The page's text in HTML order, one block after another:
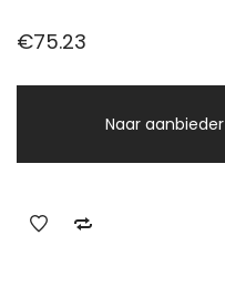
€75.23
Naar aanbieder